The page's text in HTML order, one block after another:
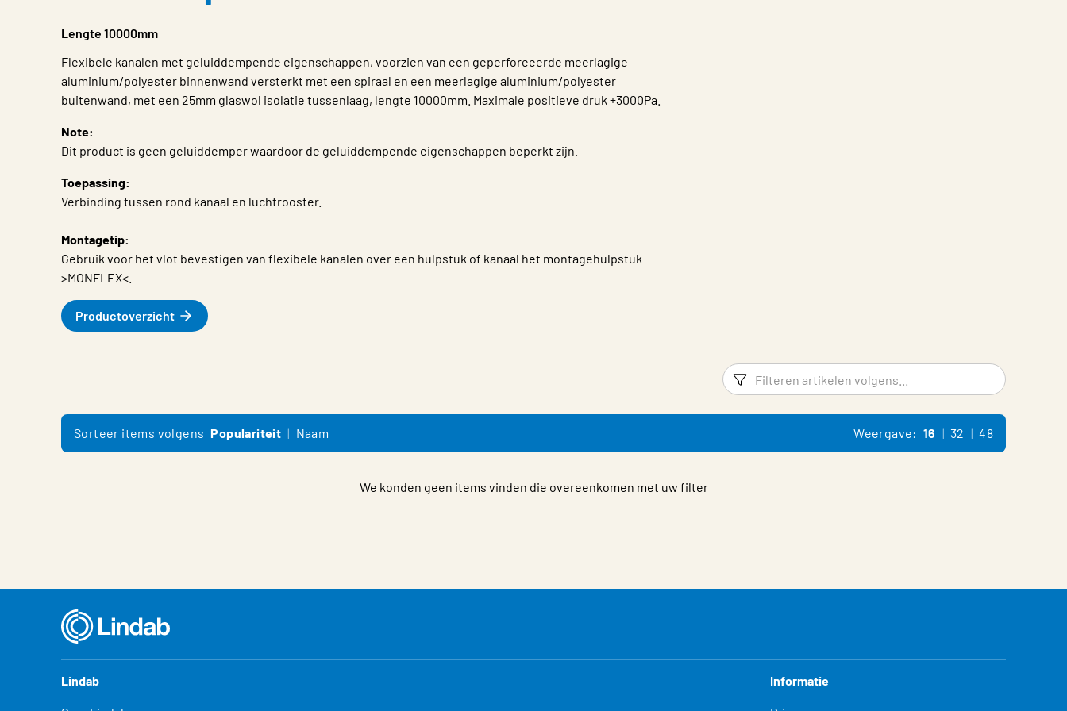
Lengte 10000mm
Flexibele kanalen met geluiddempende eigenschappen, voorzien van een geperforeeerde meerlagige
aluminium/polyester binnenwand versterkt met een spiraal en een meerlagige aluminium/polyester
buitenwand, met een 25mm glaswol isolatie tussenlaag, lengte 10000mm. Maximale positieve druk +3000Pa.
Note:
Dit product is geen geluiddemper waardoor de geluiddempende eigenschappen beperkt zijn.
Toepassing:
Verbinding tussen rond kanaal en luchtrooster.
Montagetip:
Gebruik voor het vlot bevestigen van flexibele kanalen over een hulpstuk of kanaal het montagehulpstuk
>MONFLEX<.
Productoverzicht
Filters Filter
Sorteer items volgens Populariteit Naam Weergave: 16 32 48
We konden geen items vinden die overeenkomen met uw filter
Lindab Informatie